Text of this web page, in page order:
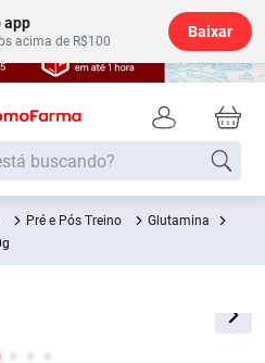
app
acima de R$100
Baixar
Pré e Pós Treino
Glutamina